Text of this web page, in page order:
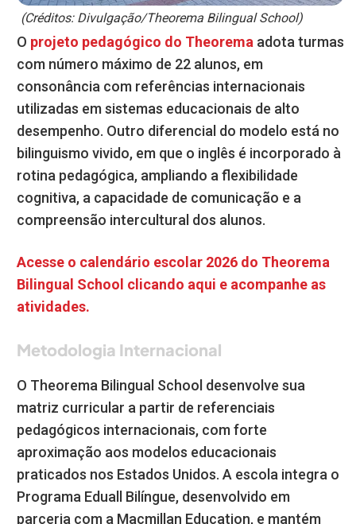
(Créditos: Divulgação/Theorema Bilingual School)
O projeto pedagógico do Theorema adota turmas
com número máximo de 22 alunos, em
consonância com referências internacionais
utilizadas em sistemas educacionais de alto
desempenho. Outro diferencial do modelo está no
bilinguismo vivido, em que o inglês é incorporado à
rotina pedagógica, ampliando a flexibilidade
cognitiva, a capacidade de comunicação e a
compreensão intercultural dos alunos.
Acesse o calendário escolar 2026 do Theorema
Bilingual School clicando aqui e acompanhe as
atividades.
Metodologia Internacional
O Theorema Bilingual School desenvolve sua
matriz curricular a partir de referenciais
pedagógicos internacionais, com forte
aproximação aos modelos educacionais
praticados nos Estados Unidos. A escola integra o
Programa Eduall Bilíngue, desenvolvido em
parceria com a Macmillan Education, e mantém